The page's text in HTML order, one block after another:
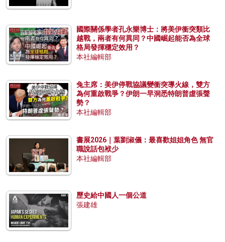
國際關係學者孔永樂博士：將美伊衝突類比
越戰，兩者有何異同？中國崛起能否為全球
格局發揮穩定效用？
本社編輯部
兔主席：美伊停戰協議變衝突導火線，雙方
為何重啟戰爭？伊朗一早洞悉特朗普虛張聲
勢？
本社編輯部
書展2026｜葉劉淑儀：最喜歡姐姐角色 無官
職說話包袱少
本社編輯部
歷史給中國人一個公道
張建雄